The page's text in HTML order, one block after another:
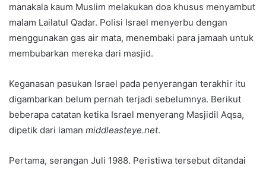
manakala kaum Muslim melakukan doa khusus menyambut
malam Lailatul Qadar. Polisi Israel menyerbu dengan
menggunakan gas air mata, menembaki para jamaah untuk
membubarkan mereka dari masjid.
Keganasan pasukan Israel pada penyerangan terakhir itu
digambarkan belum pernah terjadi sebelumnya. Berikut
beberapa catatan ketika Israel menyerang Masjidil Aqsa,
dipetik dari laman middleasteye.net.
Pertama, serangan Juli 1988. Peristiwa tersebut ditandai